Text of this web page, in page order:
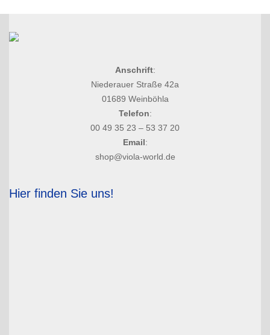
Anschrift:
Niederauer Straße 42a
01689 Weinböhla
Telefon:
00 49 35 23 – 53 37 20
Email:
shop@viola-world.de
Hier finden Sie uns!